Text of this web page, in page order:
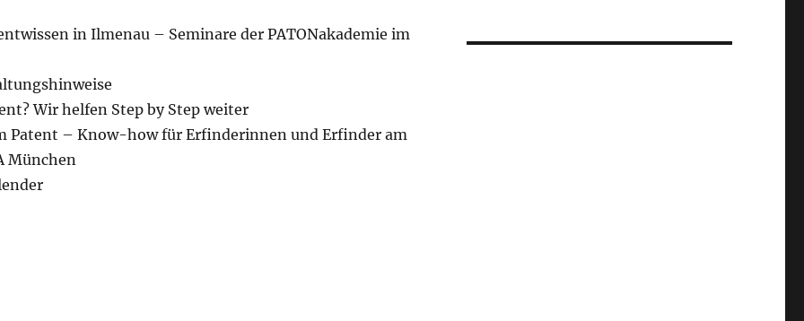
in Ilmenau – Seminare der PATONakademie im
Wir helfen Step by Step weiter
Patent – Know-how für Erfinderinnen und Erfinder am
München